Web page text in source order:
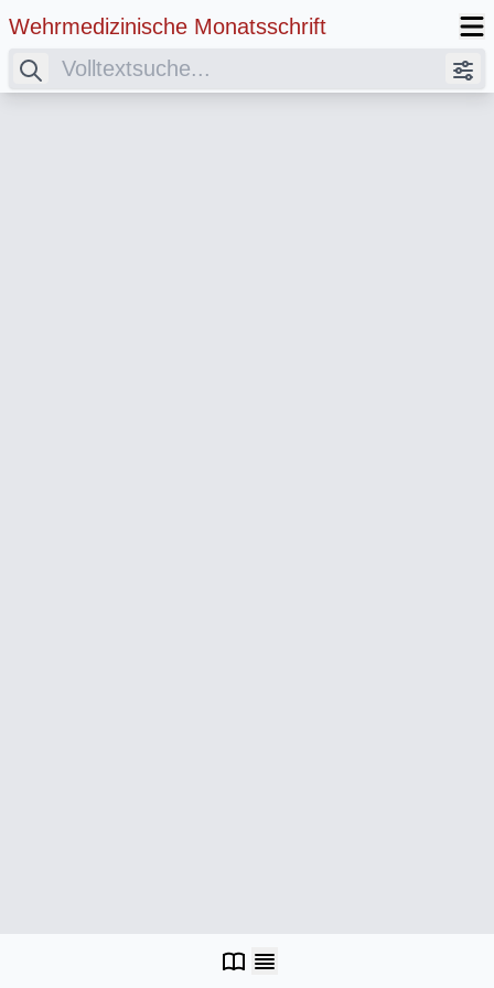
Wehrmedizinische Monatsschrift